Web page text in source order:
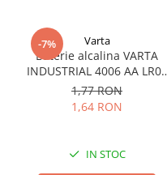
-7% Varta
Baterie alcalina VARTA
INDUSTRIAL 4006 AA LR06
1.5V bulk
1,77 RON
1,64 RON
IN STOC